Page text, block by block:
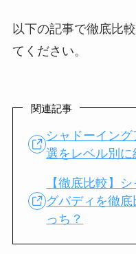
以下の記事で徹底比
てください。
関連記事
シャドーイン
選をレベル別に
【徹底比較】
グバディを徹
っち？